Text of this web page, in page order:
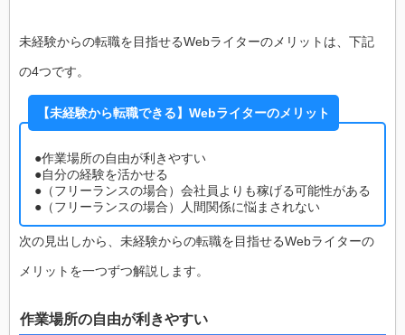
未経験からの転職を目指せるWebライターのメリットは、下記
の4つです。
【未経験から転職できる】Webライターのメリット
●作業場所の自由が利きやすい
●自分の経験を活かせる
●（フリーランスの場合）会社員よりも稼げる可能性がある
●（フリーランスの場合）人間関係に悩まされない
次の見出しから、未経験からの転職を目指せるWebライターの
メリットを一つずつ解説します。
作業場所の自由が利きやすい